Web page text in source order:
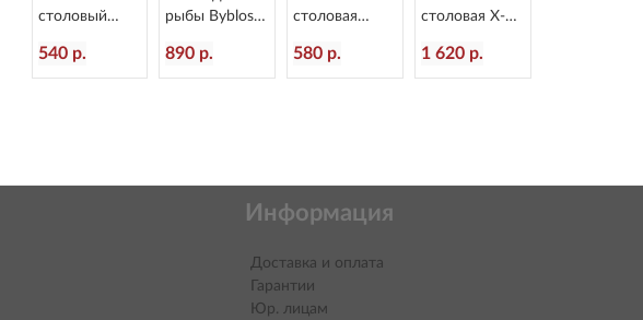
столовый
L=236/120 мм
Eternum 3010-
540 р.
рыбы Byblos
Eternum 1840-
16
890 р.
столовая
L=207/60 мм
Eternum 3020-
580 р.
столовая X-15
Eternum 1860-
2
1 620 р.
Информация
Доставка и оплата
Гарантии
Юр. лицам